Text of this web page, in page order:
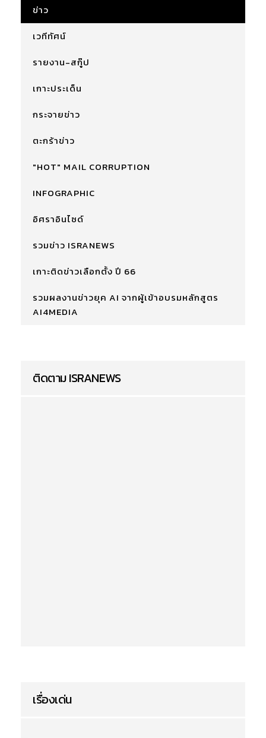
ข่าว
เวทีทัศน์
รายงาน-สกู๊ป
เกาะประเด็น
กระจายข่าว
ตะกร้าข่าว
"HOT" MAIL CORRUPTION
INFOGRAPHIC
อิศราอินไซด์
รวมข่าว ISRANEWS
เกาะติดข่าวเลือกตั้ง ปี 66
รวมผลงานข่าวยุค AI จากผู้เข้าอบรมหลักสูตร
AI4MEDIA
ติดตาม ISRANEWS
เรื่องเด่น